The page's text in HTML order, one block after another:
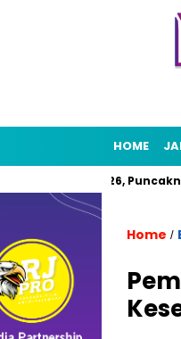
HOME
RI 2026, Puncaknya
Home /